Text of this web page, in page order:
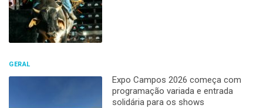
GERAL
Expo Campos 2026 começa com
programação variada e entrada
solidária para os shows